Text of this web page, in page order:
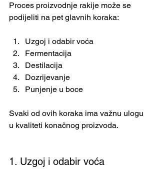
Proces proizvodnje rakije može se
podijeliti na pet glavnih koraka:
Uzgoj i odabir voća
Fermentacija
Destilacija
Dozrijevanje
Punjenje u boce
Svaki od ovih koraka ima važnu ulogu
u kvaliteti konačnog proizvoda.
1. Uzgoj i odabir voća